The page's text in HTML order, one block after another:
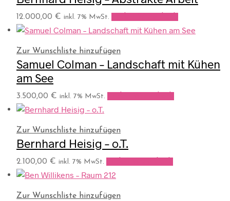
12.000,00 € inkl. 7% MwSt.
Zur Wunschliste hinzufügen
Samuel Colman – Landschaft mit Kühen
am See
3.500,00 € inkl. 7% MwSt.
Zur Wunschliste hinzufügen
Bernhard Heisig – o.T.
2.100,00 € inkl. 7% MwSt.
Zur Wunschliste hinzufügen